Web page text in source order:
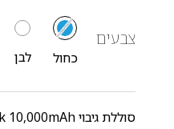
צבעים
כחול לבן
סוללת גיבוי Zolo Power Bank 10,000mAh מבית Anker.